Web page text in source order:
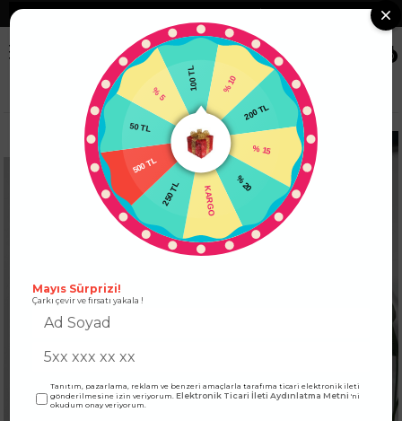
❯
0
ÜST GİYİM BLUZ Bisiklet Yaka Çizgili Triko Bluz Ekru
% 10
200 TL
% 20
250 TL
500 TL
50 TL
% 5
Mayıs Sürprizi!
Çarkı çevir ve fırsatı yakala !
Tanıtım, pazarlama, reklam ve benzeri amaçlarla tarafıma ticari elektronik ileti
gönderilmesine izin veriyorum.Elektronik Ticari İleti Aydınlatma Metni 'ni
okudum onay veriyorum.